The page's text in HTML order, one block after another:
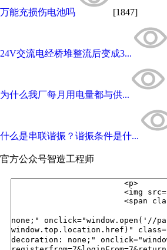
万能充损伤电池吗 [1847]
24V交流电经桥堆整流后变成3...
为什么我厂每月用电量都与供...
什么是串联谐振？谐振条件是什...
官方公众号智造工程师